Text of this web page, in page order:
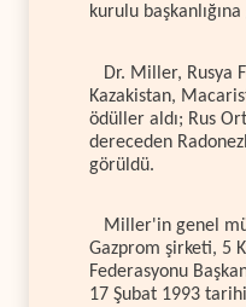
kurulu
Dr. Miller, Rusya
Kazakistan,
ödüller aldı; Rus
dereceden
görüldü.
Miller'in genel
Gazprom şirketi, 5
Federasyonu
17 Şubat 1993